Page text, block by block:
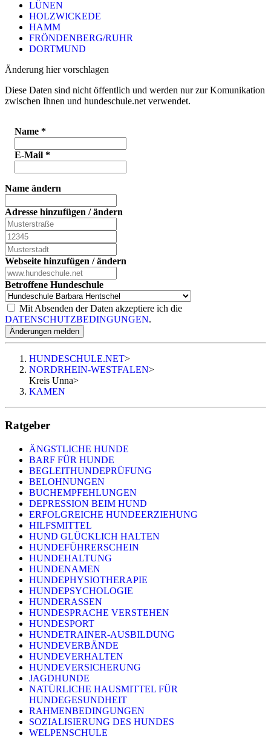
LÜNEN
HOLZWICKEDE
HAMM
FRÖNDENBERG/RUHR
DORTMUND
Änderung hier vorschlagen
Diese Daten sind nicht öffentlich und werden nur zur Komunikation
zwischen Ihnen und hundeschule.net verwendet.
Name *
E-Mail *
Name ändern
Adresse hinzufügen / ändern
Webseite hinzufügen / ändern
Betroffene Hundeschule
Mit Absenden der Daten akzeptiere ich die
DATENSCHUTZBEDINGUNGEN.
Änderungen melden
HUNDESCHULE.NET>
NORDRHEIN-WESTFALEN>
Kreis Unna>
KAMEN
Ratgeber
ÄNGSTLICHE HUNDE
BARF FÜR HUNDE
BEGLEITHUNDEPRÜFUNG
BELOHNUNGEN
BUCHEMPFEHLUNGEN
DEPRESSION BEIM HUND
ERFOLGREICHE HUNDEERZIEHUNG
HILFSMITTEL
HUND GLÜCKLICH HALTEN
HUNDEFÜHRERSCHEIN
HUNDEHALTUNG
HUNDENAMEN
HUNDEPHYSIOTHERAPIE
HUNDEPSYCHOLOGIE
HUNDERASSEN
HUNDESPRACHE VERSTEHEN
HUNDESPORT
HUNDETRAINER-AUSBILDUNG
HUNDEVERBÄNDE
HUNDEVERHALTEN
HUNDEVERSICHERUNG
JAGDHUNDE
NATÜRLICHE HAUSMITTEL FÜR
HUNDEGESUNDHEIT
RAHMENBEDINGUNGEN
SOZIALISIERUNG DES HUNDES
WELPENSCHULE